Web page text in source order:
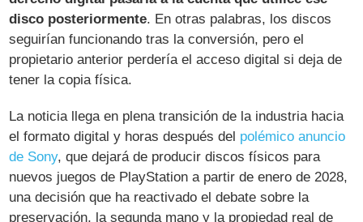
disco posteriormente. En otras palabras, los discos
seguirían funcionando tras la conversión, pero el
propietario anterior perdería el acceso digital si deja de
tener la copia física.
La noticia llega en plena transición de la industria hacia
el formato digital y horas después del polémico anuncio
de Sony, que dejará de producir discos físicos para
nuevos juegos de PlayStation a partir de enero de 2028,
una decisión que ha reactivado el debate sobre la
preservación, la segunda mano y la propiedad real de